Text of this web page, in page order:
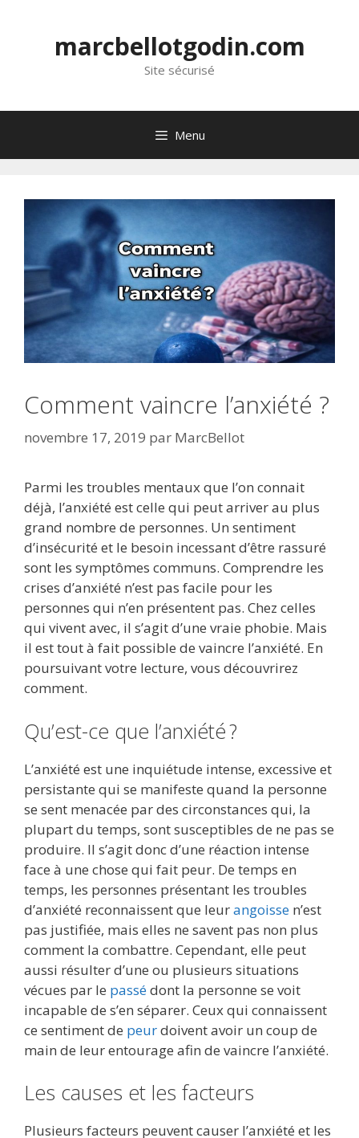
marcbellotgodin.com
Site sécurisé
Menu
Comment vaincre l’anxiété ?
novembre 17, 2019 par MarcBellot
Parmi les troubles mentaux que l’on connait
déjà, l’anxiété est celle qui peut arriver au plus
grand nombre de personnes. Un sentiment
d’insécurité et le besoin incessant d’être rassuré
sont les symptômes communs. Comprendre les
crises d’anxiété n’est pas facile pour les
personnes qui n’en présentent pas. Chez celles
qui vivent avec, il s’agit d’une vraie phobie. Mais
il est tout à fait possible de vaincre l’anxiété. En
poursuivant votre lecture, vous découvrirez
comment.
Qu’est-ce que l’anxiété ?
L’anxiété est une inquiétude intense, excessive et
persistante qui se manifeste quand la personne
se sent menacée par des circonstances qui, la
plupart du temps, sont susceptibles de ne pas se
produire. Il s’agit donc d’une réaction intense
face à une chose qui fait peur. De temps en
temps, les personnes présentant les troubles
d’anxiété reconnaissent que leurangoisse n’est
pas justifiée, mais elles ne savent pas non plus
comment la combattre. Cependant, elle peut
aussi résulter d’une ou plusieurs situations
vécues par le passédont la personne se voit
incapable de s’en séparer. Ceux qui connaissent
ce sentiment de peurdoivent avoir un coup de
main de leur entourage afin de vaincre l’anxiété.
Les causes et les facteurs
Plusieurs facteurs peuvent causer l’anxiété et les